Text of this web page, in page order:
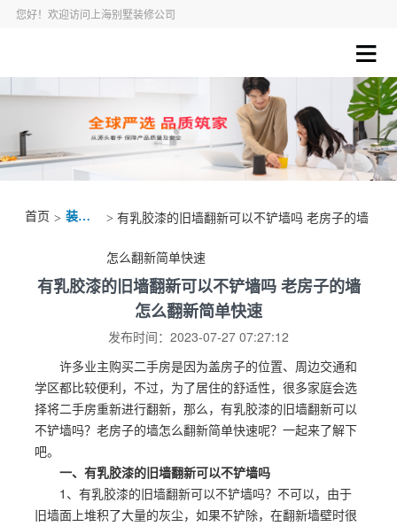
您好！欢迎访问上海别墅装修公司
首页 > 装修资讯 > 有乳胶漆的旧墙翻新可以不铲墙吗 老房子的墙
怎么翻新简单快速
有乳胶漆的旧墙翻新可以不铲墙吗 老房子的墙
怎么翻新简单快速
发布时间：2023-07-27 07:27:12
许多业主购买二手房是因为盖房子的位置、周边交通和
学区都比较便利，不过，为了居住的舒适性，很多家庭会选
择将二手房重新进行翻新，那么，有乳胶漆的旧墙翻新可以
不铲墙吗？老房子的墙怎么翻新简单快速呢？一起来了解下
吧。
一、有乳胶漆的旧墙翻新可以不铲墙吗
1、有乳胶漆的旧墙翻新可以不铲墙吗？不可以，由于
旧墙面上堆积了大量的灰尘，如果不铲除，在翻新墙壁时很